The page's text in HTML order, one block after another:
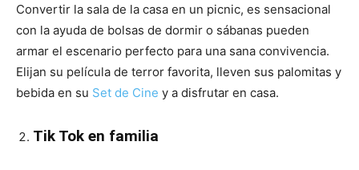
Convertir la sala de la casa en un picnic, es sensacional
con la ayuda de bolsas de dormir o sábanas pueden
armar el escenario perfecto para una sana convivencia.
Elijan su película de terror favorita, lleven sus palomitas y
bebida en su Set de Cine y a disfrutar en casa.
Tik Tok en familia